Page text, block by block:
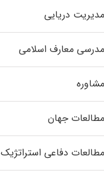
دریایی
معارف اسلامی
جهان
دفاعی استراتژیک